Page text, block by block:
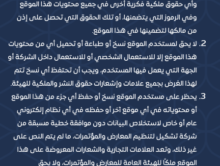
وأي حقوق ملكية فكرية أخرى في جميع محتويات هذا الموقع
وفي الرموز التي يتضمنها، أو تلك الحقوق التي تحصل على إذن
من مالكها لتضمينها في هذا الموقع.
لا يحق لمستخدم الموقع نسخ أو طباعة أو تحميل أي من محتويات
هذا الموقع إلا للاستعمال الشخصي أو للاستعمال داخل الشركة أو
الجهة التي يعمل فيها المستخدم، ويجب أن تحتفظ أي نسخ تتم
لهذا الغرض بجميع علامات وإشعارات حقوق النشر والملكية للهيئة.
يحظر على مستخدم الموقع نسخ أو حفظ أي جزء من هذا الموقع
أو محتوياته في أي موقع آخر أو حفظه في أي نظام إلكتروني
عام أو خاص لاستخلاص البيانات دون موافقة خطية مسبقة من
شركة تشكيل لتنظيم المعارض والمؤتمرات، ما لم يتم النص على
غير ذلك، وتعد العلامات التجارية والشعارات المعروضة على هذا
الموقع ملكًا للهيئة العامة للمعارض والمؤتمرات، ولا يحق